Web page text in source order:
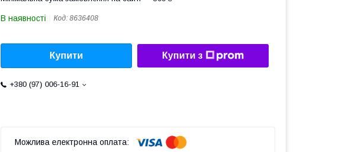
В наявності Код: 8636408
Купити Купити з
+380 (97) 006-16-91